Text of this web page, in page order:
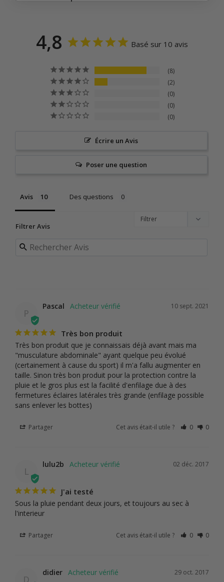
4,8 Basé sur 10 avis
8
2
0
0
0
Écrire un Avis
Poser une question
Avis Des questions
Filtrer Avis
P
10 sept. 2021
Pascal
Très bon produit
Très bon produit que je connaissais déjà avant mais ma
"musculature abdominale" ayant quelque peu évolué
(certainement à cause du sport) il m'a fallu augmenter en
taille. Sinon très bon produit pour la protection contre la
pluie et le gros plus est la facilité d'enfilage due à des
fermetures éclaires latérales très grande (enfilage possible
sans enlever les bottes)
Partager Cet avis était-il utile ? 0 0
L
02 déc. 2017
lulu2b
J'ai testé
Sous la pluie pendant deux jours, et toujours au sec à
l'interieur
Partager Cet avis était-il utile ? 0 0
D
29 oct. 2017
didier